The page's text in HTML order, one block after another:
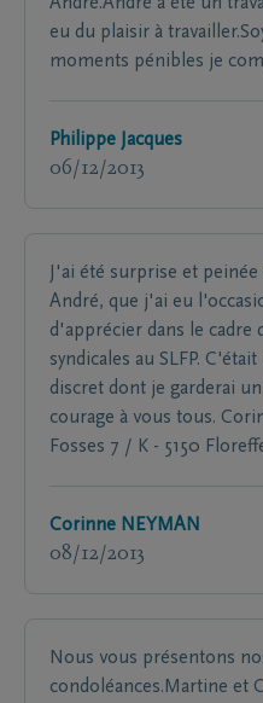
André.André a été un
eu du plaisir à
moments pénibles je
Philippe Jacques
06/12/2013
J'ai été surprise et
André, que j'ai eu
d'apprécier dans le cadre
syndicales au SLFP.
discret dont je garderai
courage à vous tous.
Fosses 7 / K - 5150
Corinne NEYMAN
08/12/2013
Nous vous présentons
condoléances.Martine et